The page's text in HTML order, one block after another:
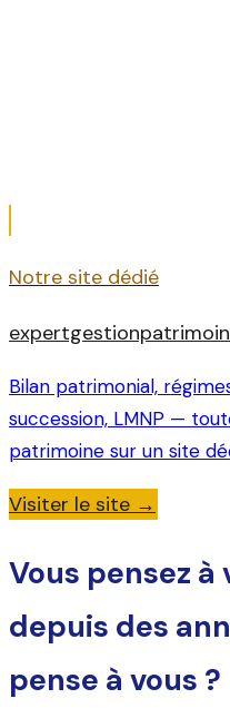
Notre site dédié
Bilan patrimonial,
succession, LMNP —
patrimoine sur un site
Visiter le site →
Vous pensez
depuis des
pense à vous ?